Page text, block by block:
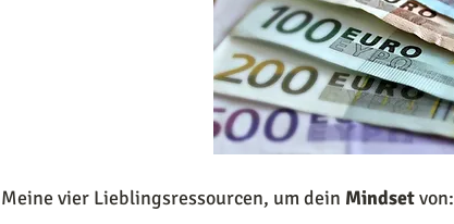
Meine vier Lieblingsressourcen, um dein Mindset von: